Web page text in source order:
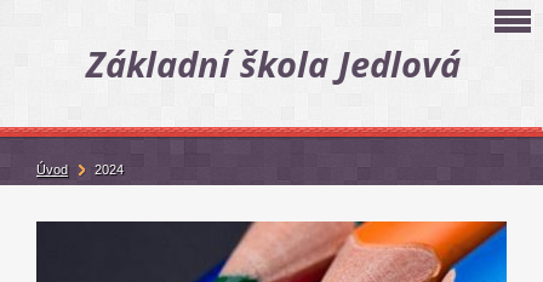
Základní škola Jedlová
Úvod 2024